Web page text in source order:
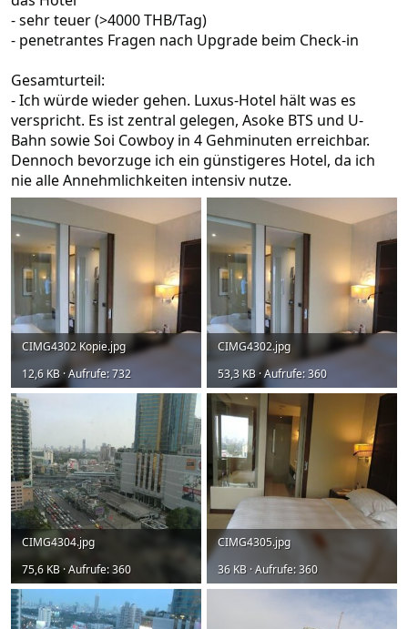
- sehr teuer (>4000 THB/Tag)
- penetrantes Fragen nach Upgrade beim Check-in
Gesamturteil:
- Ich würde wieder gehen. Luxus-Hotel hält was es
verspricht. Es ist zentral gelegen, Asoke BTS und U-
Bahn sowie Soi Cowboy in 4 Gehminuten erreichbar.
Dennoch bevorzuge ich ein günstigeres Hotel, da ich
nie alle Annehmlichkeiten intensiv nutze.
CIMG4302 Kopie.jpg
12,6 KB · Aufrufe: 732
CIMG4302.jpg
53,3 KB · Aufrufe: 360
CIMG4304.jpg
75,6 KB · Aufrufe: 360
CIMG4305.jpg
36 KB · Aufrufe: 360